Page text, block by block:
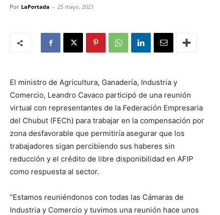
Por LaPortada - 25 mayo, 2021
El ministro de Agricultura, Ganadería, Industria y
Comercio, Leandro Cavaco participó de una reunión
virtual con representantes de la Federación Empresaria
del Chubut (FECh) para trabajar en la compensación por
zona desfavorable que permitiría asegurar que los
trabajadores sigan percibiendo sus haberes sin
reducción y el crédito de libre disponibilidad en AFIP
como respuesta al sector.
“Estamos reuniéndonos con todas las Cámaras de
Industria y Comercio y tuvimos una reunión hace unos